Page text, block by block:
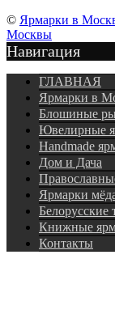
© Ярмарки в
Москвы
Навигация
ГЛАВНАЯ
Ярмарки в
Блошиные
Ювелирные
Нandmade
Дом и Дача
Ярмарки
Белорусские
Книжные
Контакты